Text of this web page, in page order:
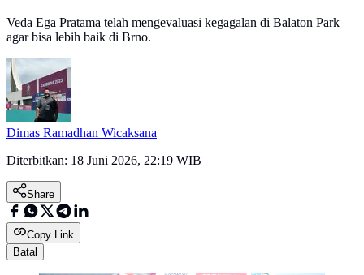
Veda Ega Pratama telah mengevaluasi kegagalan di Balaton Park
agar bisa lebih baik di Brno.
Dimas Ramadhan Wicaksana
Diterbitkan: 18 Juni 2026, 22:19 WIB
Share
Copy Link
Batal